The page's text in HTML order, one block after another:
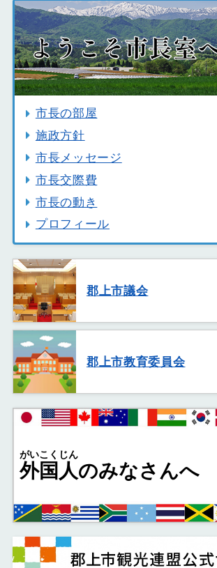
市長の部屋
施政方針
市長メッセージ
市長交際費
市長の動き
プロフィール
郡上市議会
郡上市教育委員会
外国人
がいこくじん
のみなさんへ